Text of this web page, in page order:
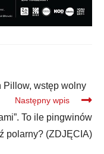
Pillow, wstęp wolny
Następny wpis
To ile pingwinów
polarny? (ZDJĘCIA)